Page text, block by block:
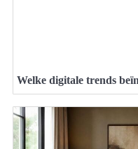
Welke digitale trends